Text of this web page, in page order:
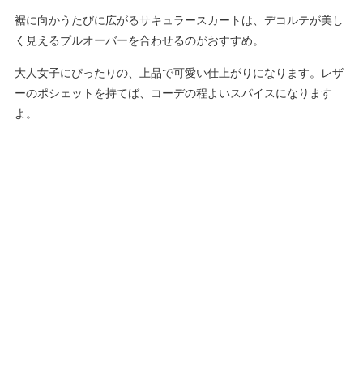
裾に向かうたびに広がるサキュラースカートは、デコルテが美し
く見えるプルオーバーを合わせるのがおすすめ。
大人女子にぴったりの、上品で可愛い仕上がりになります。レザ
ーのポシェットを持てば、コーデの程よいスパイスになります
よ。